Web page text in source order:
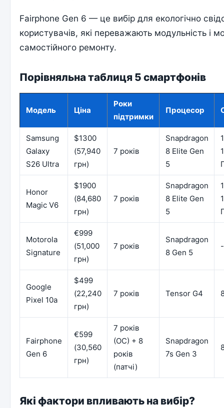
Fairphone Gen 6 — це вибір для екологічно
користувачів, які переважають модульність і
самостійного ремонту.
Порівняльна таблиця 5 смартфонів
Модель Ціна
Роки
підтримки
Процесор
Samsung
Galaxy
S26 Ultra
$1300
(57,940
грн)
7 років
Snapdragon
8 Elite Gen
5
Honor
Magic V6
$1900
(84,680
грн)
7 років
Snapdragon
8 Elite Gen
5
Motorola
Signature
€999
(51,000
грн)
7 років
Snapdragon
8 Gen 5
-
Google
Pixel 10a
$499
(22,240
грн)
7 років Tensor G4
Fairphone
Gen 6
€599
(30,560
грн)
7 років
(ОС) + 8
років
(патчі)
Snapdragon
7s Gen 3
Які фактори впливають на вибір?